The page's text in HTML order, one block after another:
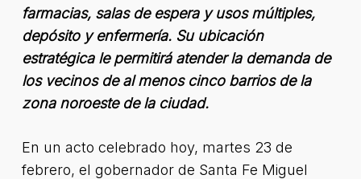
farmacias, salas de espera y usos múltiples,
depósito y enfermería. Su ubicación
estratégica le permitirá atender la demanda de
los vecinos de al menos cinco barrios de la
zona noroeste de la ciudad.
En un acto celebrado hoy, martes 23 de
febrero, el gobernador de Santa Fe Miguel